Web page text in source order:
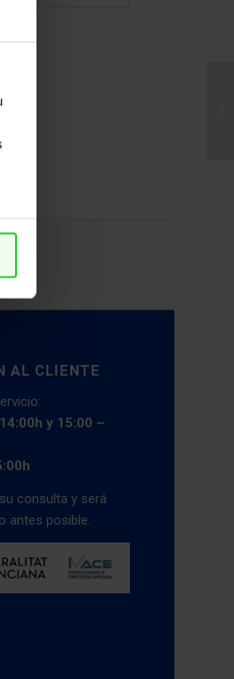
AL CLIENTE
y 15:00 –
consulta y será
antes posible.